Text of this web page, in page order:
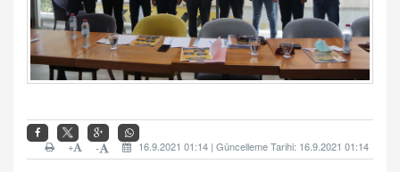
16.9.2021 01:14 | Güncelleme Tarihi: 16.9.2021 01:14
-
+